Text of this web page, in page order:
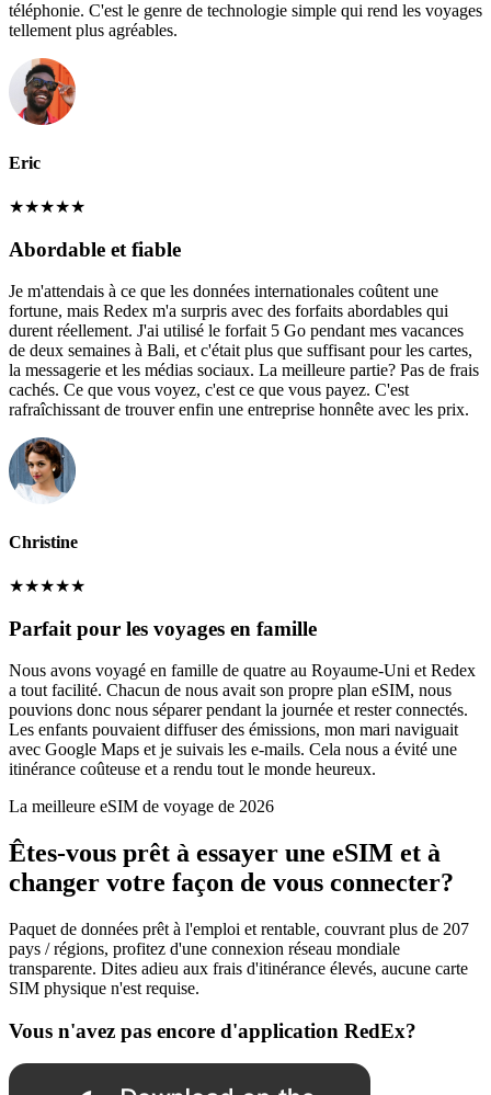
téléphonie. C'est le genre de technologie simple qui rend les voyages
tellement plus agréables.
Eric
★★★★★
Abordable et fiable
Je m'attendais à ce que les données internationales coûtent une
fortune, mais Redex m'a surpris avec des forfaits abordables qui
durent réellement. J'ai utilisé le forfait 5 Go pendant mes vacances
de deux semaines à Bali, et c'était plus que suffisant pour les cartes,
la messagerie et les médias sociaux. La meilleure partie? Pas de frais
cachés. Ce que vous voyez, c'est ce que vous payez. C'est
rafraîchissant de trouver enfin une entreprise honnête avec les prix.
Christine
★★★★★
Parfait pour les voyages en famille
Nous avons voyagé en famille de quatre au Royaume-Uni et Redex
a tout facilité. Chacun de nous avait son propre plan eSIM, nous
pouvions donc nous séparer pendant la journée et rester connectés.
Les enfants pouvaient diffuser des émissions, mon mari naviguait
avec Google Maps et je suivais les e-mails. Cela nous a évité une
itinérance coûteuse et a rendu tout le monde heureux.
La meilleure eSIM de voyage de 2026
Êtes-vous prêt à essayer une eSIM et à
changer votre façon de vous connecter?
Paquet de données prêt à l'emploi et rentable, couvrant plus de 207
pays / régions, profitez d'une connexion réseau mondiale
transparente. Dites adieu aux frais d'itinérance élevés, aucune carte
SIM physique n'est requise.
Vous n'avez pas encore d'application RedEx?